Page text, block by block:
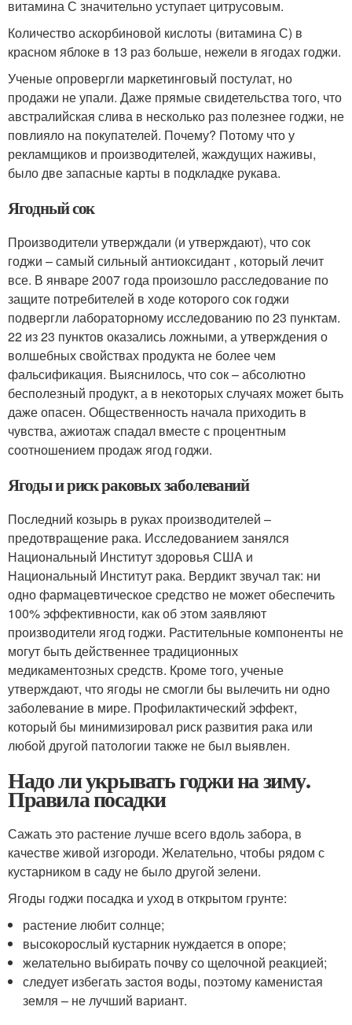
витамина С значительно уступает цитрусовым.
Количество аскорбиновой кислоты (витамина С) в
красном яблоке в 13 раз больше, нежели в ягодах годжи.
Ученые опровергли маркетинговый постулат, но
продажи не упали. Даже прямые свидетельства того, что
австралийская слива в несколько раз полезнее годжи, не
повлияло на покупателей. Почему? Потому что у
рекламщиков и производителей, жаждущих наживы,
было две запасные карты в подкладке рукава.
Ягодный сок
Производители утверждали (и утверждают), что сок
годжи – самый сильный антиоксидант , который лечит
все. В январе 2007 года произошло расследование по
защите потребителей в ходе которого сок годжи
подвергли лабораторному исследованию по 23 пунктам.
22 из 23 пунктов оказались ложными, а утверждения о
волшебных свойствах продукта не более чем
фальсификация. Выяснилось, что сок – абсолютно
бесполезный продукт, а в некоторых случаях может быть
даже опасен. Общественность начала приходить в
чувства, ажиотаж спадал вместе с процентным
соотношением продаж ягод годжи.
Ягоды и риск раковых заболеваний
Последний козырь в руках производителей –
предотвращение рака. Исследованием занялся
Национальный Институт здоровья США и
Национальный Институт рака. Вердикт звучал так: ни
одно фармацевтическое средство не может обеспечить
100% эффективности, как об этом заявляют
производители ягод годжи. Растительные компоненты не
могут быть действеннее традиционных
медикаментозных средств. Кроме того, ученые
утверждают, что ягоды не смогли бы вылечить ни одно
заболевание в мире. Профилактический эффект,
который бы минимизировал риск развития рака или
любой другой патологии также не был выявлен.
Надо ли укрывать годжи на зиму.
Правила посадки
Сажать это растение лучше всего вдоль забора, в
качестве живой изгороди. Желательно, чтобы рядом с
кустарником в саду не было другой зелени.
Ягоды годжи посадка и уход в открытом грунте:
растение любит солнце;
высокорослый кустарник нуждается в опоре;
желательно выбирать почву со щелочной реакцией;
следует избегать застоя воды, поэтому каменистая
земля – не лучший вариант.